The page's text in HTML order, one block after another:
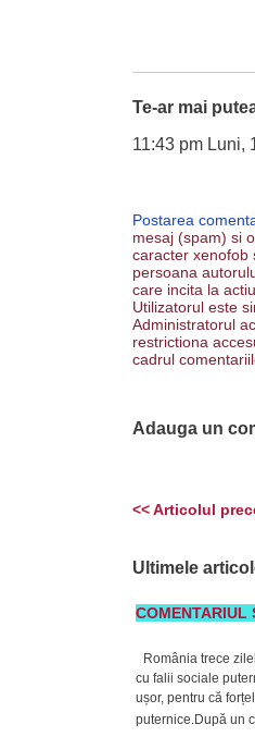
Te-ar mai
11:43 pm Luni,
Postarea
mesaj (spam) si
caracter xenofob
persoana
care incita la
Utilizatorul este
Administratorul
restrictiona
cadrul
Adauga un
<< Articolul
Ultimele
COMENTARIUL
România trece
cu falii sociale
ușor, pentru că
puternice.După un